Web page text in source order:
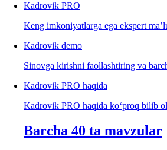
Kadrovik PRO
Keng imkoniyatlarga ega ekspert
Kadrovik demo
Sinovga kirishni faollashtiring va
Kadrovik PRO haqida
Kadrovik PRO haqida koʻproq bilib
Barcha 40 ta mavzular